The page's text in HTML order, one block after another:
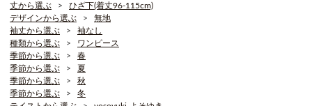
丈から選ぶ
ひざ下(着丈96-115cm)
デザインから選ぶ
無地
袖丈から選ぶ
袖なし
種類から選ぶ
ワンピース
季節から選ぶ
春
季節から選ぶ
夏
季節から選ぶ
秋
季節から選ぶ
冬